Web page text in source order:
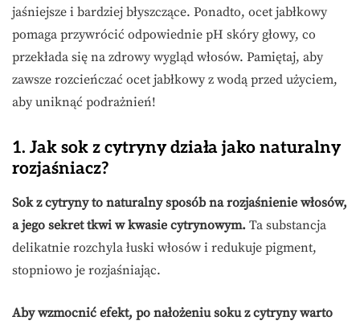
jaśniejsze i bardziej błyszczące. Ponadto, ocet jabłkowy
pomaga przywrócić odpowiednie pH skóry głowy, co
przekłada się na zdrowy wygląd włosów. Pamiętaj, aby
zawsze rozcieńczać ocet jabłkowy z wodą przed użyciem,
aby uniknąć podrażnień!
1. Jak sok z cytryny działa jako naturalny
rozjaśniacz?
Sok z cytryny to naturalny sposób na rozjaśnienie włosów,
a jego sekret tkwi w kwasie cytrynowym. Ta substancja
delikatnie rozchyla łuski włosów i redukuje pigment,
stopniowo je rozjaśniając.
Aby wzmocnić efekt, po nałożeniu soku z cytryny warto